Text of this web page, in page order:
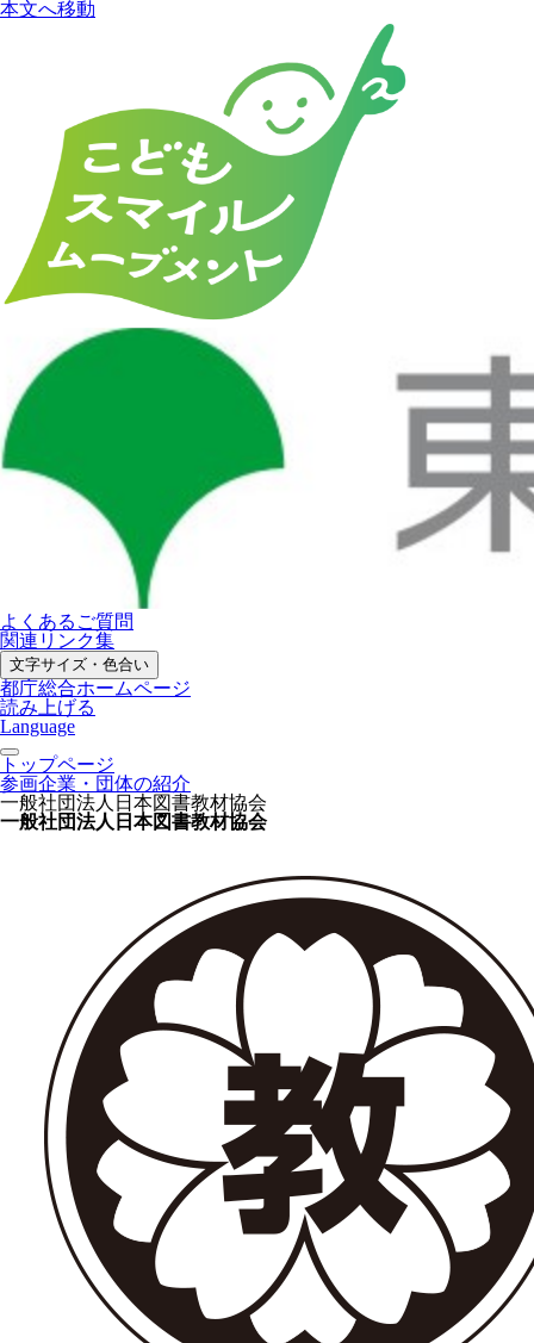
本文へ移動
よくあるご質問
関連リンク集
文字サイズ・色合い
都庁総合ホームページ
読み上げる
Language
トップページ
参画企業・団体の紹介
一般社団法人日本図書教材協会
一般社団法人日本図書教材協会